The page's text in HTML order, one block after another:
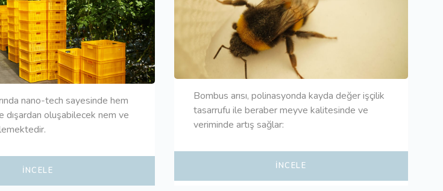
nano-tech sayesinde hem
dışardan oluşabilecek nem ve
İNCELE
Bombus arısı, polinasyonda kayda değer işçilik
tasarrufu ile beraber meyve kalitesinde ve
veriminde artış sağlar:
İNCELE